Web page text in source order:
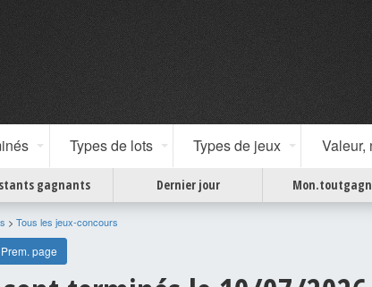
Types de lots Types de jeux Valeur,
gagnants Dernier jour
> Tous les jeux-concours
Prem. page